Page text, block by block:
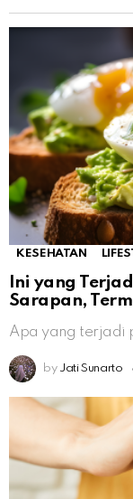
KESEHATAN
Ini yang
Sarapan,
Apa yang terjadi
by Jati Sunarto